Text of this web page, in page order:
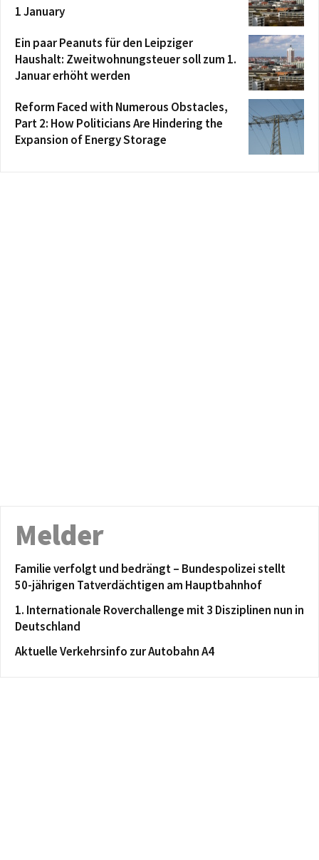
1 January
Ein paar Peanuts für den Leipziger
Haushalt: Zweitwohnungsteuer soll zum 1.
Januar erhöht werden
Reform Faced with Numerous Obstacles,
Part 2: How Politicians Are Hindering the
Expansion of Energy Storage
Melder
Familie verfolgt und bedrängt – Bundespolizei stellt
50-jährigen Tatverdächtigen am Hauptbahnhof
1. Internationale Roverchallenge mit 3 Disziplinen nun in
Deutschland
Aktuelle Verkehrsinfo zur Autobahn A4